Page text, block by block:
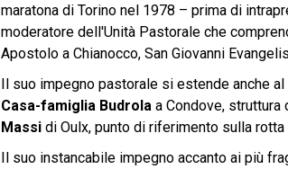
maratona di Torino nel 1978 – prima di
moderatore dell'Unità Pastorale che
Apostolo a Chianocco, San Giovanni
Il suo impegno pastorale si estende anche
Casa-famiglia Budrola a Condove, struttura
Massidi Oulx, punto di riferimento sulla rotta
Il suo instancabile impegno accanto ai più